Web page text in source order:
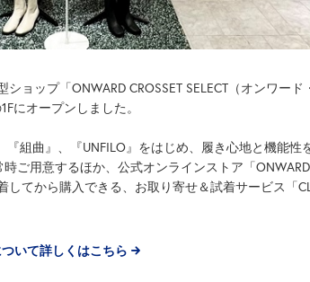
ョップ「ONWARD CROSSET SELECT（オンワー
にオープンしました。
『組曲』、『UNFILO』をはじめ、履き心地と機能性
ご用意するほか、公式オンラインストア「ONWARD
してから購入できる、お取り寄せ＆試着サービス「
いて詳しくはこちら